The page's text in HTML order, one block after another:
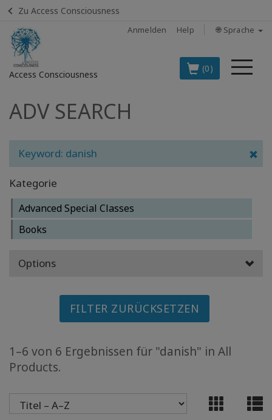
Zu Access Consciousness
Anmelden Help 🌐 Sprache
Access Consciousness
(0)
Bei
Konto
DIE
AUF DEUTSCH
BOOKS
ACCESSORIES
YOUR
BUSINESS
SEARCH
ADV SEARCH
Keyword: danish
Kategorie
Advanced Special Classes
Books
Options
FILTER ZURÜCKSETZEN
1–6 von 6 Ergebnissen für "danish" in All
Products.